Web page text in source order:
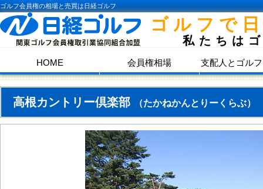
ゴルフ会員権の相場と売買は日経ゴルフ
ゴルフで
私たちは
HOME 会員権相場 支配人とゴル
高根カントリー倶楽部 （たかねかんとりーくらぶ）